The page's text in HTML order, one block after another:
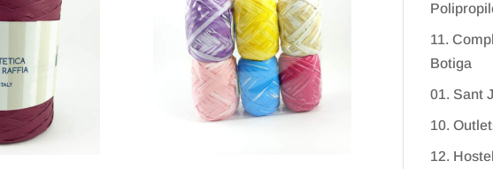
11.
Botiga
01. Sant
10.
12.